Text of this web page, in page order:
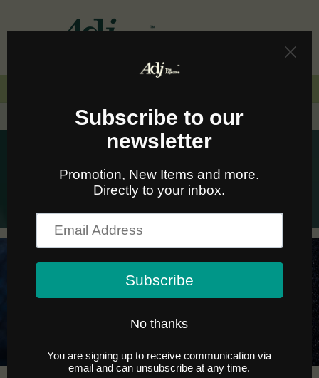
Straight Cut Jeans
ยีนส์ริมแดงทรงขากระบอกทรงตรง ยีนส์ญี่ปุ่นทรงคลาส